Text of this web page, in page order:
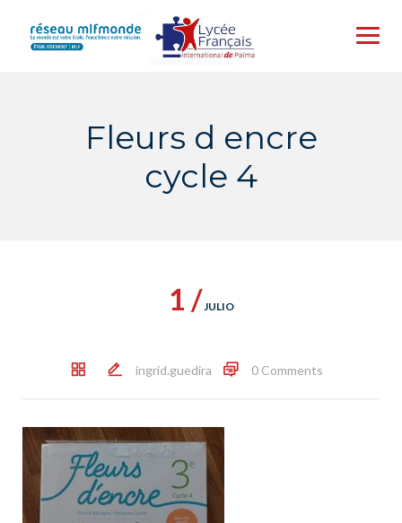
content
Fleurs d encre
cycle 4
1 /JULIO
ingrid.guedira 0 Comments